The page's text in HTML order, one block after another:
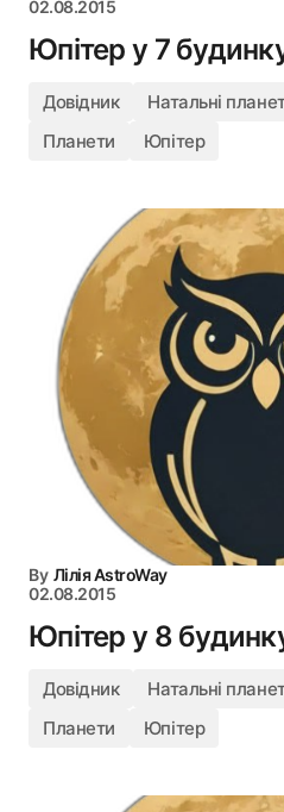
02.08.2015
Юпітер у 7
Довідник
Натальні
Планети
Юпітер
By Лілія AstroWay
02.08.2015
Юпітер у 8
Довідник
Натальні
Планети
Юпітер